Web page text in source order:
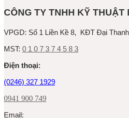
CÔNG TY TNHH KỸ THUẬT
VPGD: Số 1 Liền Kề 8, KĐT Đại
MST: 0 1 0 7 3 7 4 5 8 3
Ðiện thoại:
(0246) 327 1929
0941 900 749
Email: